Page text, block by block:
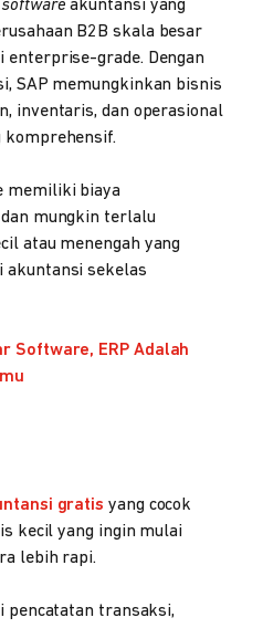
software akuntansi yang
B2B skala besar
enterprise-grade. Dengan
SAP memungkinkan bisnis
inventaris, dan operasional
memiliki biaya
mungkin terlalu
atau menengah yang
akuntansi sekelas
Software, ERP Adalah
gratis yang cocok
kecil yang ingin mulai
lebih rapi.
pencatatan transaksi,